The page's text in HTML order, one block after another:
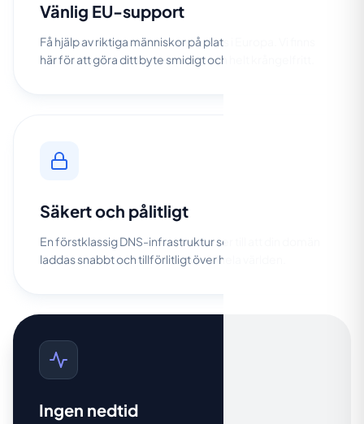
Vänlig EU-support
Få hjälp av riktiga människor på plats i Europa. Vi finns
här för att göra ditt byte smidigt och helt krångelfritt.
Säkert och pålitligt
En förstklassig DNS-infrastruktur ser till att din domän
laddas snabbt och tillförlitligt över hela världen.
Ingen nedtid